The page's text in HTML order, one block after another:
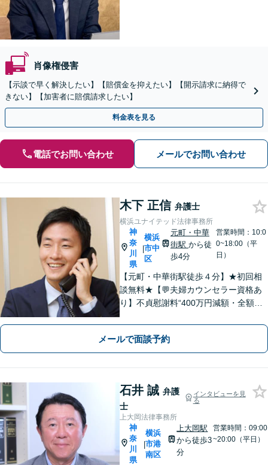
肖像権侵害
【示談で早く解決したい】【賠償金を抑えたい】【開示請求に納得で
きない】【加害者に賠償請求したい】
料金表を見る
電話でお問い合わせ メールでお問い合わせ
木下 正信 弁護士
横浜ユナイテッド法律事務所
神
奈
川
県
|
横浜
市中
区
元町・中華
街駅 から徒
歩4分
営業時間：10:0
0~18:00（平
日）
【元町・中華街駅徒歩４分】★初回相
談無料★【💬夫婦カウンセラー資格あ
り】不貞慰謝料“400万円減額・全額免
くりお聞きします【LINE・メール24時
間受付中】
メールで面談予約
石井 誠 弁護
士
インタビューを見
る
上大岡法律事務所
神
奈
川
県
|
横浜
市港
南区
上大岡駅
から徒歩3
分
営業時間：09:00
~20:00（平日）